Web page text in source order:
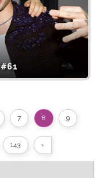
#61
7 8 9
143 ›